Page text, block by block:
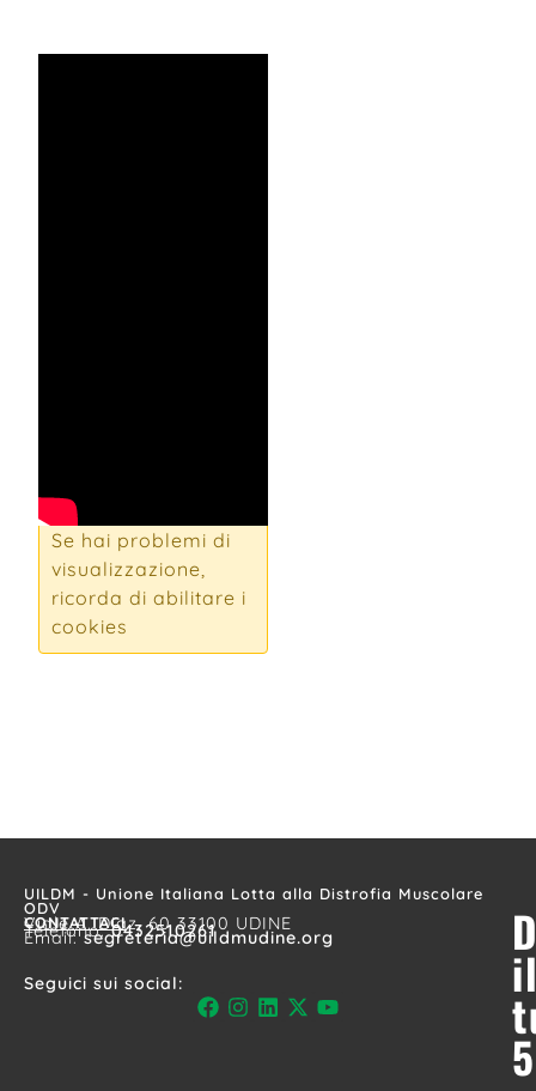
Se hai problemi di
visualizzazione,
ricorda di abilitare i
cookies
UILDM - Unione Italiana Lotta alla Distrofia Muscolare
ODV
CONTATTACI
Viale A. Diaz, 60 33100 UDINE
Telefono:0432510261
Email:segreteria@uildmudine.org
Seguici sui social: